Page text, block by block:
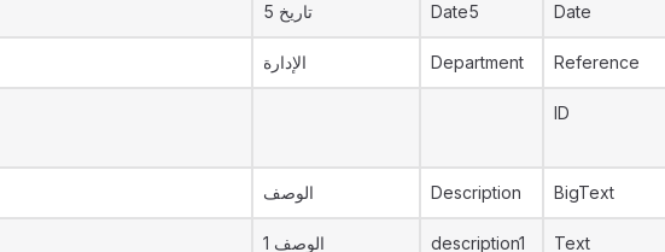
تاريخ 5 Date5 Date
الإدارة Department Reference
ID
الوصف Description BigText
الوصف 1 description1 Text